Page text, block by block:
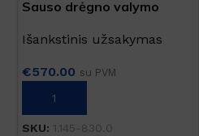
Sauso drėgno valymo
Išankstinis užsakymas
€570.00 su PVM
Į KREPŠELĮ
SKU: 1.145-830.0